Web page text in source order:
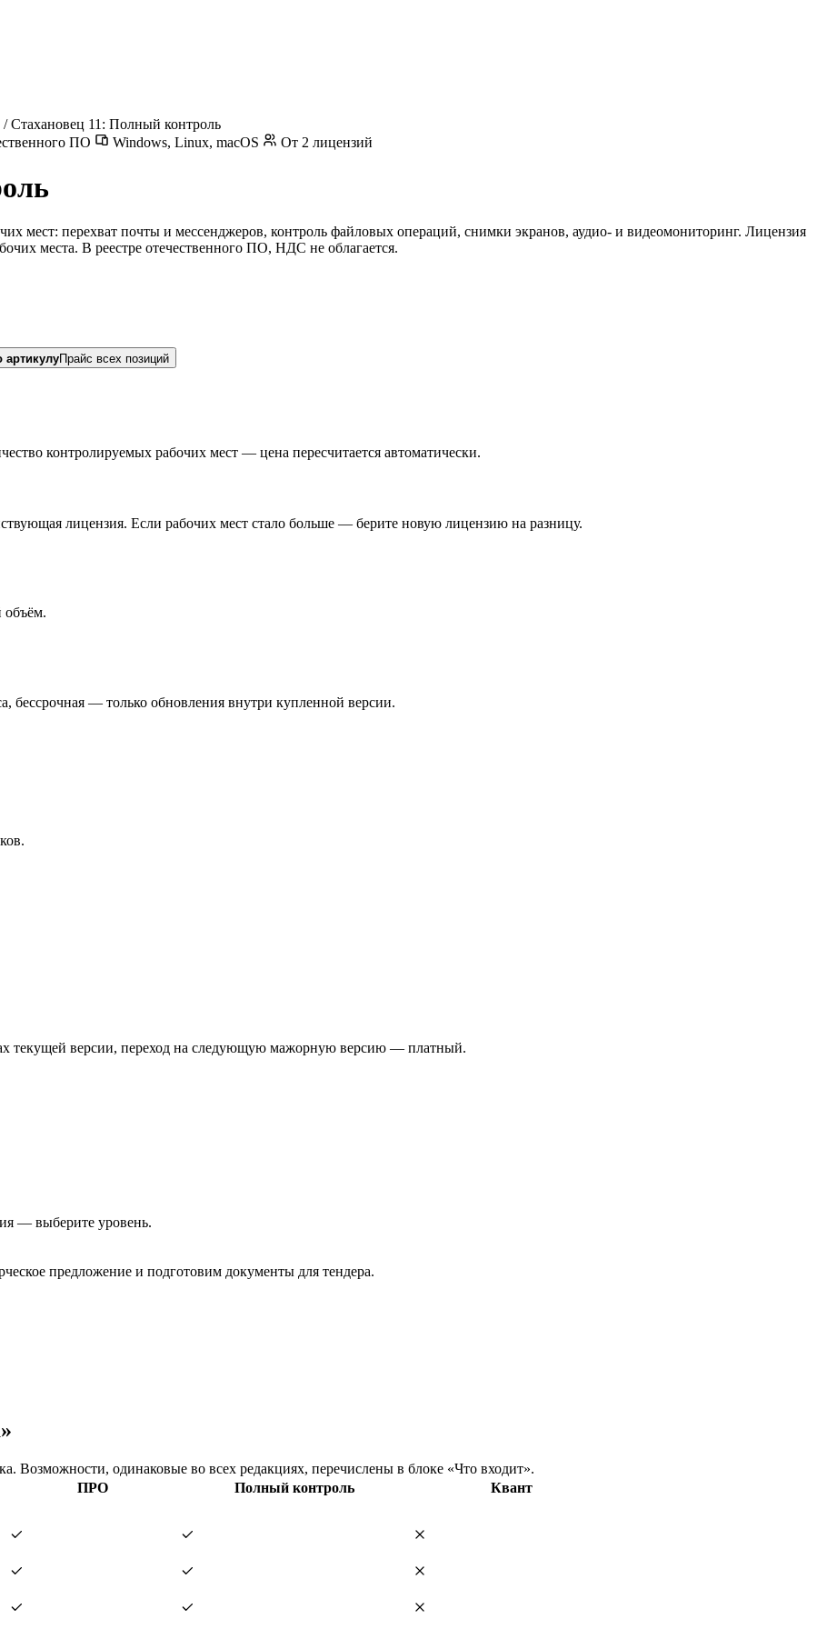
/ Стахановец 11: Полный контроль
ПО Windows, Linux, macOS От 2 лицензий
мест: перехват почты и мессенджеров, контроль файловых операций, снимки экранов, аудио- и видеомониторинг. Лицензия
места. В реестре отечественного ПО, НДС не облагается.
артикулуПрайс всех позиций
контролируемых рабочих мест — цена пересчитается автоматически.
лицензия. Если рабочих мест стало больше — берите новую лицензию на разницу.
объём.
бессрочная — только обновления внутри купленной версии.
текущей версии, переход на следующую мажорную версию — платный.
— выберите уровень.
предложение и подготовим документы для тендера.
Возможности, одинаковые во всех редакциях, перечислены в блоке «Что входит».
ПРО
Полный контроль
Квант